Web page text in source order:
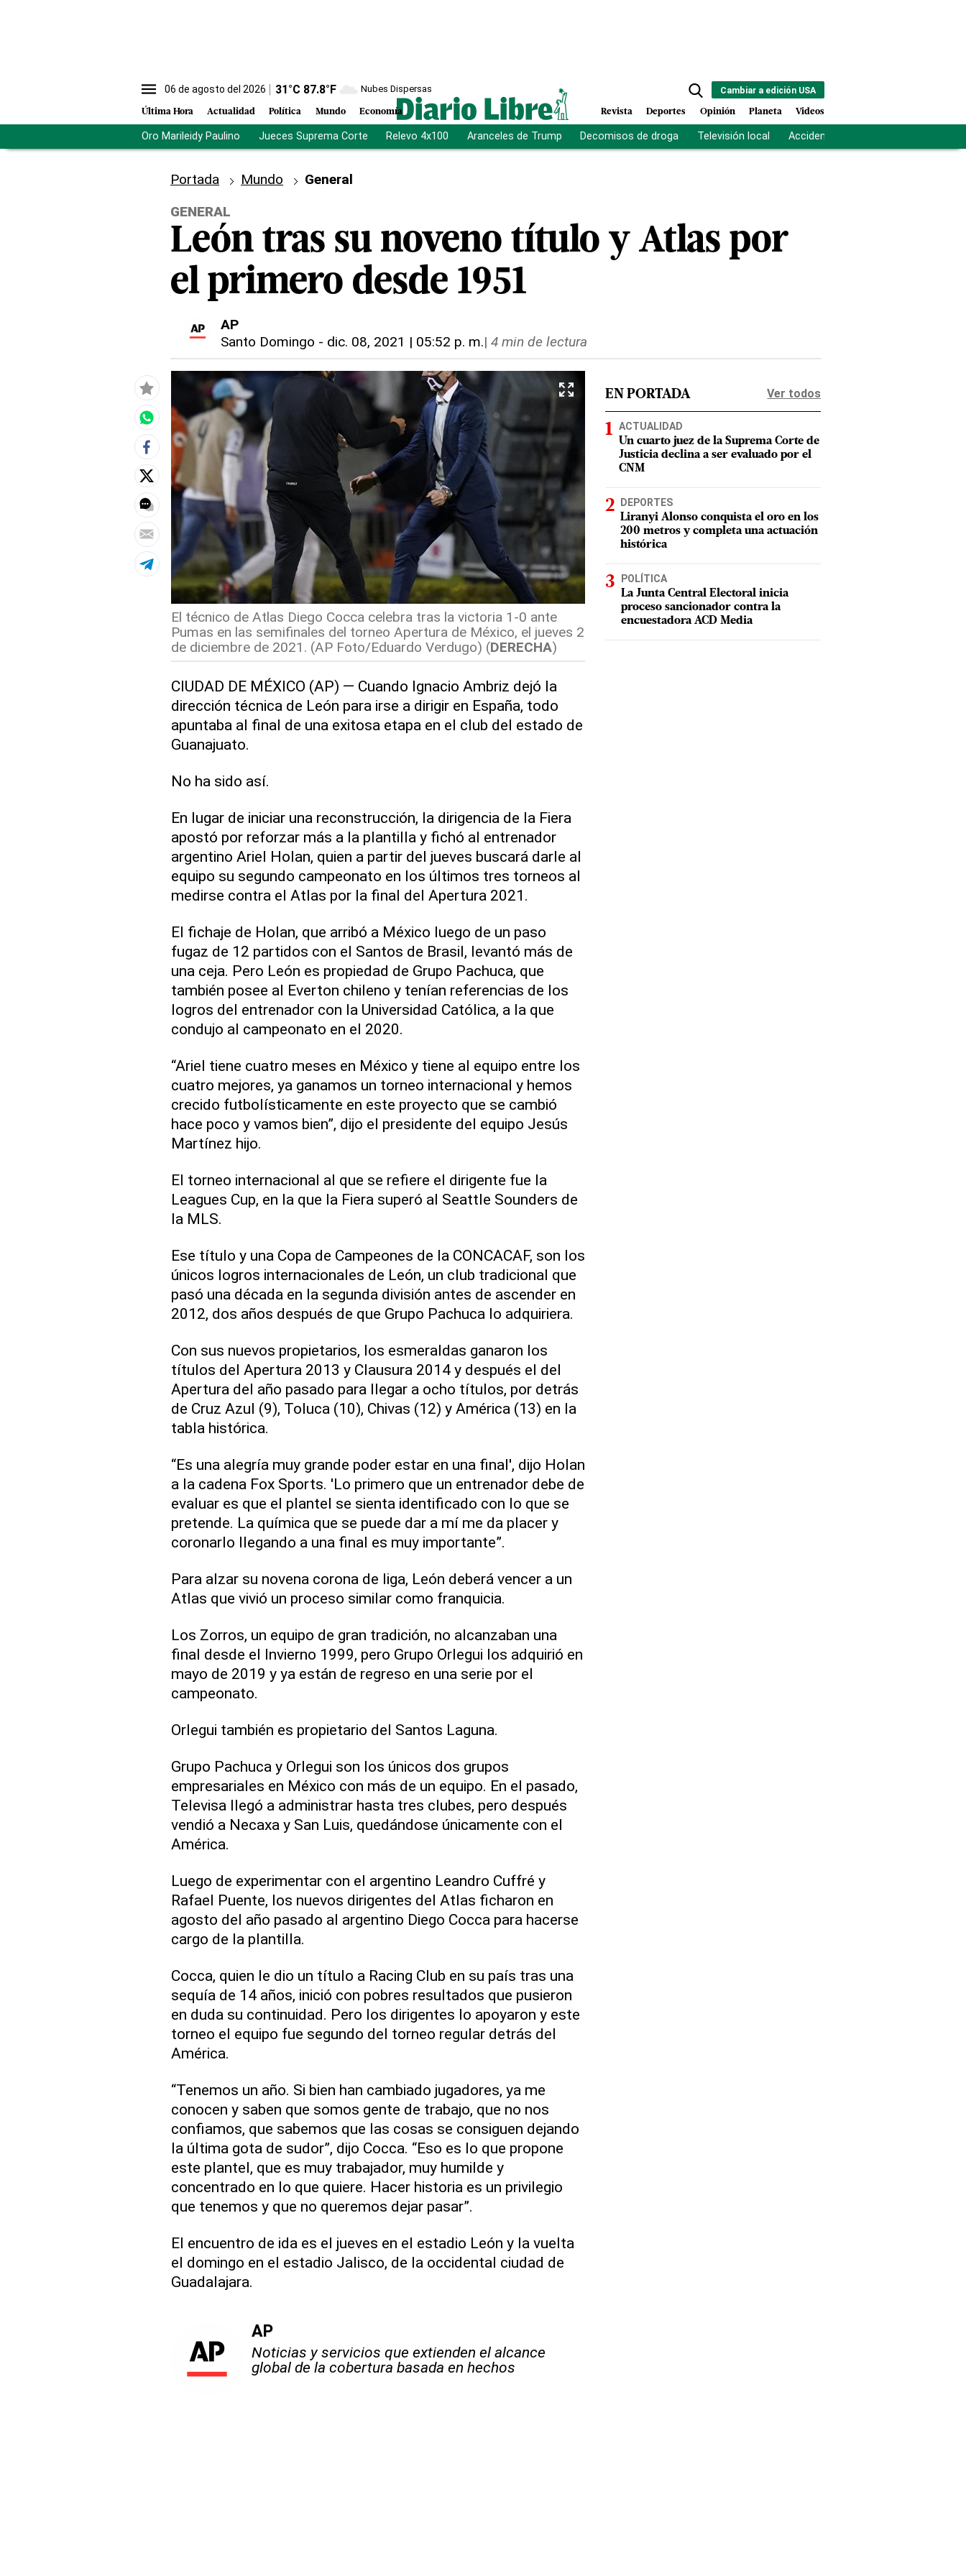
06 de agosto del 2026 31°C 87.8°F Nubes Dispersas
Última Hora Actualidad Política Mundo Economía
Cambiar a edición USA
Revista Deportes Opinión Planeta Videos
Oro Marileidy Paulino Jueces Suprema Corte Relevo 4x100 Aranceles de Trump Decomisos de droga Televisión local Accidente Los Ríos
Portada Mundo
General
GENERAL
León tras su noveno título y Atlas por
el primero desde 1951
AP
Santo Domingo - dic. 08, 2021 | 05:52 p. m.| 4 min de lectura
El técnico de Atlas Diego Cocca celebra tras la victoria 1-0 ante
Pumas en las semifinales del torneo Apertura de México, el jueves 2
de diciembre de 2021. (AP Foto/Eduardo Verdugo) (DERECHA)
CIUDAD DE MÉXICO (AP) — Cuando Ignacio Ambriz dejó la
dirección técnica de León para irse a dirigir en España, todo
apuntaba al final de una exitosa etapa en el club del estado de
Guanajuato.
No ha sido así.
En lugar de iniciar una reconstrucción, la dirigencia de la Fiera
apostó por reforzar más a la plantilla y fichó al entrenador
argentino Ariel Holan, quien a partir del jueves buscará darle al
equipo su segundo campeonato en los últimos tres torneos al
medirse contra el Atlas por la final del Apertura 2021.
El fichaje de Holan, que arribó a México luego de un paso
fugaz de 12 partidos con el Santos de Brasil, levantó más de
una ceja. Pero León es propiedad de Grupo Pachuca, que
también posee al Everton chileno y tenían referencias de los
logros del entrenador con la Universidad Católica, a la que
condujo al campeonato en el 2020.
“Ariel tiene cuatro meses en México y tiene al equipo entre los
cuatro mejores, ya ganamos un torneo internacional y hemos
crecido futbolísticamente en este proyecto que se cambió
hace poco y vamos bien”, dijo el presidente del equipo Jesús
Martínez hijo.
El torneo internacional al que se refiere el dirigente fue la
Leagues Cup, en la que la Fiera superó al Seattle Sounders de
la MLS.
Ese título y una Copa de Campeones de la CONCACAF, son los
únicos logros internacionales de León, un club tradicional que
pasó una década en la segunda división antes de ascender en
2012, dos años después de que Grupo Pachuca lo adquiriera.
Con sus nuevos propietarios, los esmeraldas ganaron los
títulos del Apertura 2013 y Clausura 2014 y después el del
Apertura del año pasado para llegar a ocho títulos, por detrás
de Cruz Azul (9), Toluca (10), Chivas (12) y América (13) en la
tabla histórica.
“Es una alegría muy grande poder estar en una final', dijo Holan
a la cadena Fox Sports. 'Lo primero que un entrenador debe de
evaluar es que el plantel se sienta identificado con lo que se
pretende. La química que se puede dar a mí me da placer y
coronarlo llegando a una final es muy importante”.
Para alzar su novena corona de liga, León deberá vencer a un
Atlas que vivió un proceso similar como franquicia.
Los Zorros, un equipo de gran tradición, no alcanzaban una
final desde el Invierno 1999, pero Grupo Orlegui los adquirió en
mayo de 2019 y ya están de regreso en una serie por el
campeonato.
Orlegui también es propietario del Santos Laguna.
Grupo Pachuca y Orlegui son los únicos dos grupos
empresariales en México con más de un equipo. En el pasado,
Televisa llegó a administrar hasta tres clubes, pero después
vendió a Necaxa y San Luis, quedándose únicamente con el
América.
Luego de experimentar con el argentino Leandro Cuffré y
Rafael Puente, los nuevos dirigentes del Atlas ficharon en
agosto del año pasado al argentino Diego Cocca para hacerse
cargo de la plantilla.
Cocca, quien le dio un título a Racing Club en su país tras una
sequía de 14 años, inició con pobres resultados que pusieron
en duda su continuidad. Pero los dirigentes lo apoyaron y este
torneo el equipo fue segundo del torneo regular detrás del
América.
“Tenemos un año. Si bien han cambiado jugadores, ya me
conocen y saben que somos gente de trabajo, que no nos
confiamos, que sabemos que las cosas se consiguen dejando
la última gota de sudor”, dijo Cocca. “Eso es lo que propone
este plantel, que es muy trabajador, muy humilde y
concentrado en lo que quiere. Hacer historia es un privilegio
que tenemos y que no queremos dejar pasar”.
El encuentro de ida es el jueves en el estadio León y la vuelta
el domingo en el estadio Jalisco, de la occidental ciudad de
Guadalajara.
AP
Noticias y servicios que extienden el alcance
global de la cobertura basada en hechos
EN PORTADA Ver todos
ACTUALIDAD
Un cuarto juez de la Suprema Corte de
Justicia declina a ser evaluado por el
CNM
DEPORTES
Liranyi Alonso conquista el oro en los
200 metros y completa una actuación
histórica
POLÍTICA
La Junta Central Electoral inicia
proceso sancionador contra la
encuestadora ACD Media